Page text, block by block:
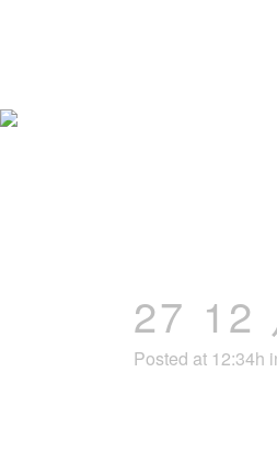
27 12
Posted at 12:34h